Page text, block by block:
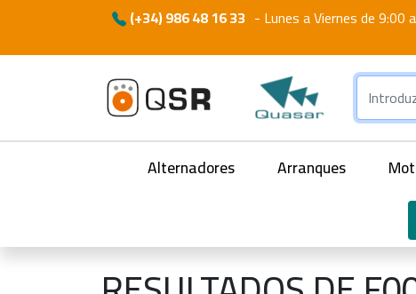
(+34) 986 48 16 33 - Lunes a Viernes de
Alternadores Arranques